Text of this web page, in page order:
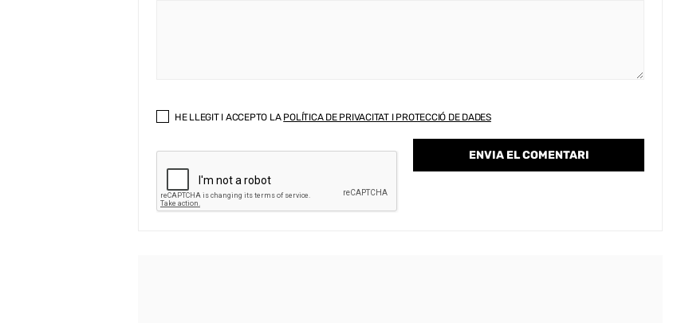
HE LLEGIT I ACCEPTO LA POLÍTICA DE PRIVACITAT I PROTECCIÓ DE DADES